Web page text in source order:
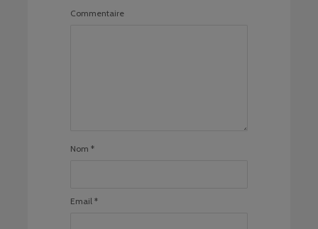
Commentaire
Nom *
Email *